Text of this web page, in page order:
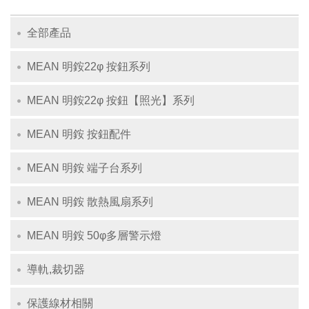
全部產品
MEAN 明銨22φ 按鈕系列
MEAN 明銨22φ 按鈕【照光】系列
MEAN 明銨 按鈕配件
MEAN 明銨 端子台系列
MEAN 明銨 散熱風扇系列
MEAN 明銨 50φ多層警示燈
導軌,裁切器
保護線材相關